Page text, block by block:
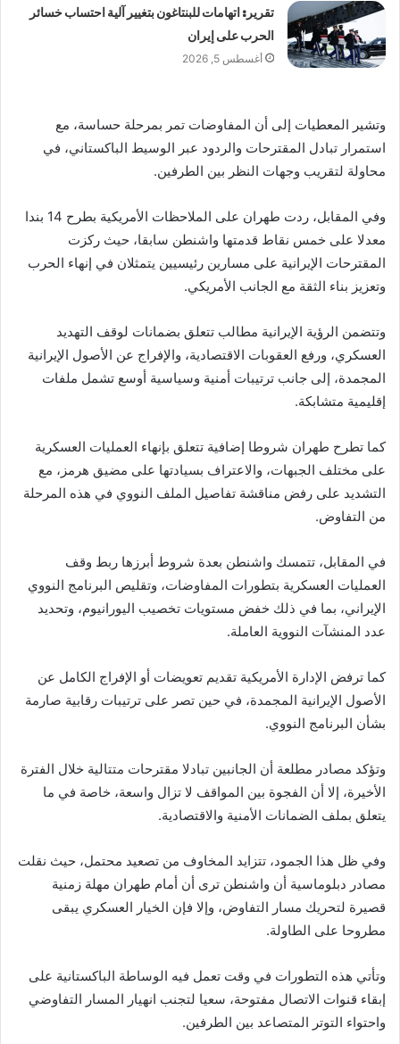
تقرير: اتهامات للبنتاغون بتغيير آلية احتساب خسائر
الحرب على إيران
أغسطس 5, 2026
وتشير المعطيات إلى أن المفاوضات تمر بمرحلة حساسة، مع
استمرار تبادل المقترحات والردود عبر الوسيط الباكستاني، في
محاولة لتقريب وجهات النظر بين الطرفين.
وفي المقابل، ردت طهران على الملاحظات الأمريكية بطرح 14 بندا
معدلا على خمس نقاط قدمتها واشنطن سابقا، حيث ركزت
المقترحات الإيرانية على مسارين رئيسيين يتمثلان في إنهاء الحرب
وتعزيز بناء الثقة مع الجانب الأمريكي.
وتتضمن الرؤية الإيرانية مطالب تتعلق بضمانات لوقف التهديد
العسكري، ورفع العقوبات الاقتصادية، والإفراج عن الأصول الإيرانية
المجمدة، إلى جانب ترتيبات أمنية وسياسية أوسع تشمل ملفات
إقليمية متشابكة.
كما تطرح طهران شروطا إضافية تتعلق بإنهاء العمليات العسكرية
على مختلف الجبهات، والاعتراف بسيادتها على مضيق هرمز، مع
التشديد على رفض مناقشة تفاصيل الملف النووي في هذه المرحلة
من التفاوض.
في المقابل، تتمسك واشنطن بعدة شروط أبرزها ربط وقف
العمليات العسكرية بتطورات المفاوضات، وتقليص البرنامج النووي
الإيراني، بما في ذلك خفض مستويات تخصيب اليورانيوم، وتحديد
عدد المنشآت النووية العاملة.
كما ترفض الإدارة الأمريكية تقديم تعويضات أو الإفراج الكامل عن
الأصول الإيرانية المجمدة، في حين تصر على ترتيبات رقابية صارمة
بشأن البرنامج النووي.
وتؤكد مصادر مطلعة أن الجانبين تبادلا مقترحات متتالية خلال الفترة
الأخيرة، إلا أن الفجوة بين المواقف لا تزال واسعة، خاصة في ما
يتعلق بملف الضمانات الأمنية والاقتصادية.
وفي ظل هذا الجمود، تتزايد المخاوف من تصعيد محتمل، حيث نقلت
مصادر دبلوماسية أن واشنطن ترى أن أمام طهران مهلة زمنية
قصيرة لتحريك مسار التفاوض، وإلا فإن الخيار العسكري يبقى
مطروحا على الطاولة.
وتأتي هذه التطورات في وقت تعمل فيه الوساطة الباكستانية على
إبقاء قنوات الاتصال مفتوحة، سعيا لتجنب انهيار المسار التفاوضي
واحتواء التوتر المتصاعد بين الطرفين.